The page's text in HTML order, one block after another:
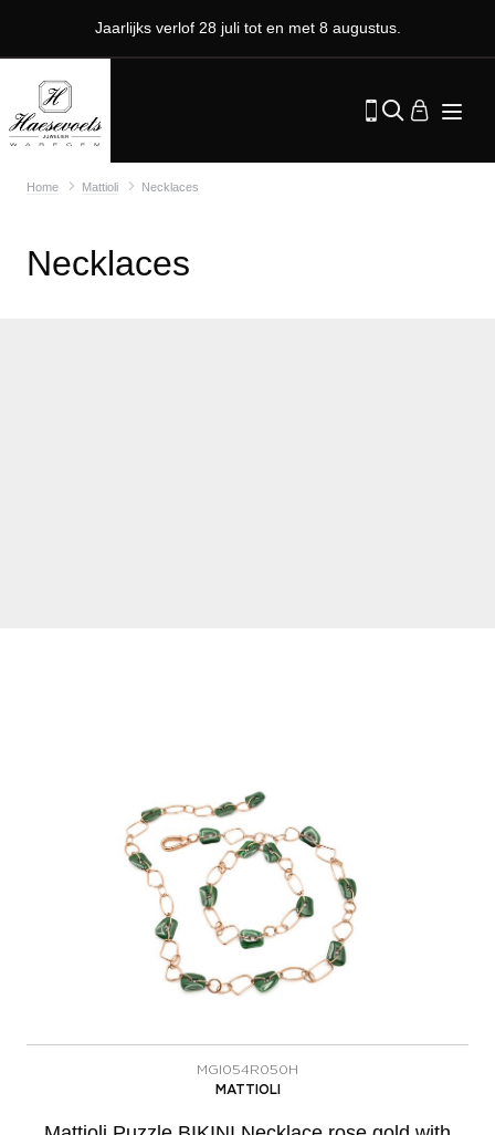
Jaarlijks verlof 28 juli tot en met 8 augustus.
Home Mattioli Necklaces
Necklaces
MGI054R050H
MATTIOLI